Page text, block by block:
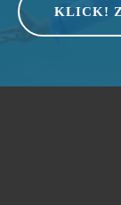
KLICK!